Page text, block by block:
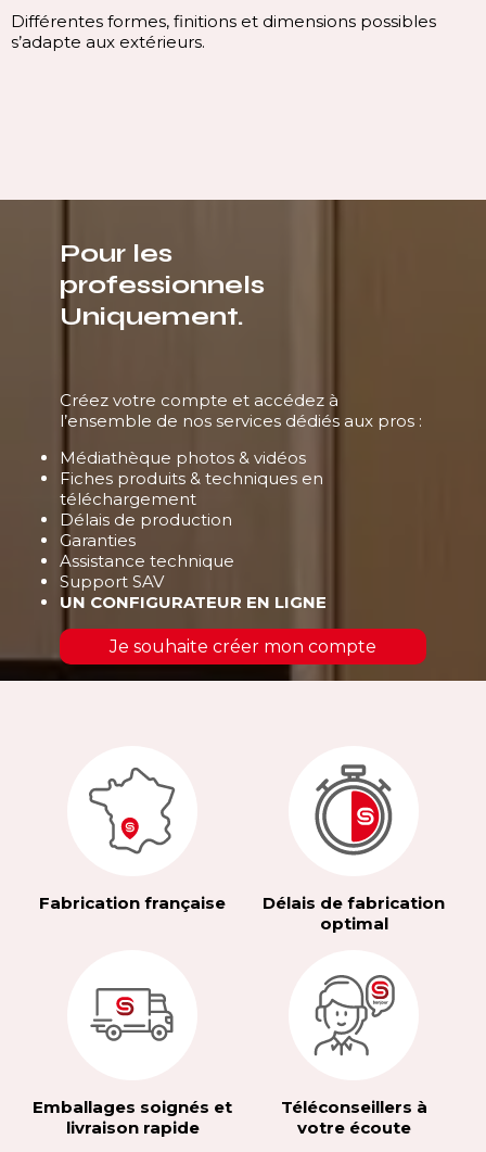
Cette vasque intégrée monobloc est conçue
continuité du plan, sans rupture visuelle. Elle
Pour les
professionnels
Uniquement.
Créez votre compte et accédez à
l’ensemble de nos services dédiés aux pros :
Médiathèque photos & vidéos
Fiches produits & techniques en
téléchargement
Délais de production
Garanties
Assistance technique
Support SAV
UN CONFIGURATEUR EN LIGNE
Je souhaite créer mon compte
Fabrication française
Délais de fabrication
optimal
Emballages soignés et
livraison rapide
Téléconseillers à
votre écoute